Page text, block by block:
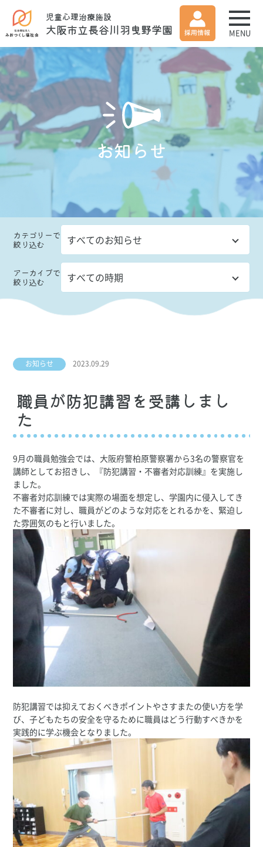
児童心理治療施設
大阪市立長谷川羽曳野学園 MENU
お知らせ
カテゴリーで
絞り込む
アーカイブで
絞り込む
お知らせ 2023.09.29
職員が防犯講習を受講しまし
た
9月の職員勉強会では、大阪府警柏原警察署から3名の警察官を
講師としてお招きし、『防犯講習・不審者対応訓練』を実施し
ました。
不審者対応訓練では実際の場面を想定し、学園内に侵入してき
た不審者に対し、職員がどのような対応をとれるかを、緊迫し
た雰囲気のもと行いました。
防犯講習では抑えておくべきポイントやさすまたの使い方を学
び、子どもたちの安全を守るために職員はどう行動すべきかを
実践的に学ぶ機会となりました。